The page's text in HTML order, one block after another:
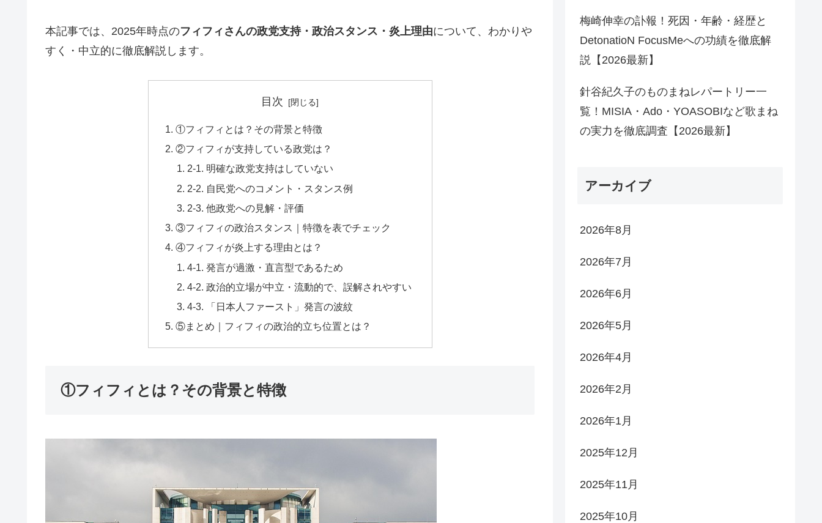
本記事では、2025年時点のフィフィさんの政党支持・政治スタンス・炎上理由について、わかりや
すく・中立的に徹底解説します。
目次
①フィフィとは？その背景と特徴
②フィフィが支持している政党は？
2-1. 明確な政党支持はしていない
2-2. 自民党へのコメント・スタンス例
2-3. 他政党への見解・評価
③フィフィの政治スタンス｜特徴を表でチェック
④フィフィが炎上する理由とは？
4-1. 発言が過激・直言型であるため
4-2. 政治的立場が中立・流動的で、誤解されやすい
4-3. 「日本人ファースト」発言の波紋
⑤まとめ｜フィフィの政治的立ち位置とは？
①フィフィとは？その背景と特徴
梅崎伸幸の訃報！死因・年齢・経歴と
DetonatioN FocusMeへの功績を徹底解
説【2026最新】
針谷紀久子のものまねレパートリー一
覧！MISIA・Ado・YOASOBIなど歌まね
の実力を徹底調査【2026最新】
アーカイブ
2026年8月
2026年7月
2026年6月
2026年5月
2026年4月
2026年2月
2026年1月
2025年12月
2025年11月
2025年10月